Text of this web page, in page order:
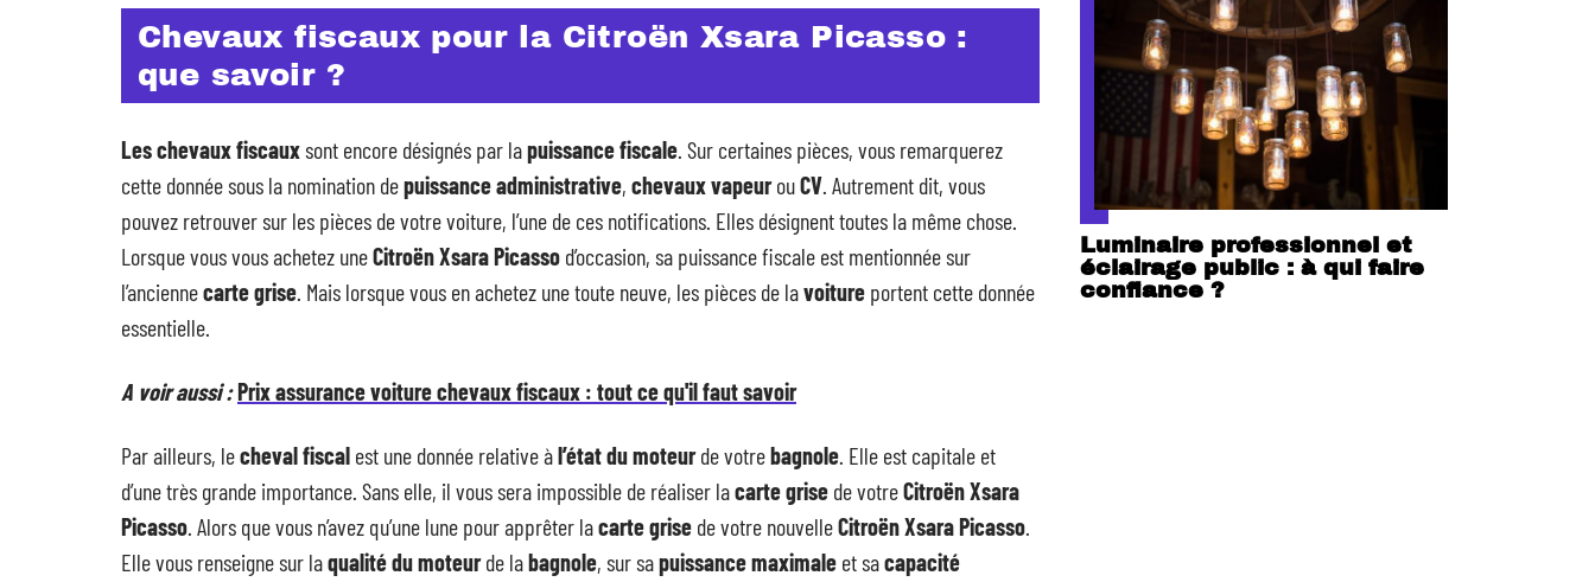
Chevaux fiscaux pour la Citroën Xsara Picasso :
que savoir ?
Les chevaux fiscauxsont encore désignés par lapuissance fiscale. Sur certaines pièces, vous remarquerez
cette donnée sous la nomination depuissance administrative, chevaux vapeurouCV. Autrement dit, vous
pouvez retrouver sur les pièces de votre voiture, l’une de ces notifications. Elles désignent toutes la même chose.
Lorsque vous vous achetez uneCitroën Xsara Picasso d’occasion, sa puissance fiscale est mentionnée sur
l’anciennecarte grise. Mais lorsque vous en achetez une toute neuve, les pièces de lavoiture portent cette donnée
essentielle.
A voir aussi :Prix assurance voiture chevaux fiscaux : tout ce qu'il faut savoir
Par ailleurs, lecheval fiscal est une donnée relative àl’état du moteurde votrebagnole. Elle est capitale et
d’une très grande importance. Sans elle, il vous sera impossible de réaliser lacarte grise de votreCitroën Xsara
Picasso. Alors que vous n’avez qu’une lune pour apprêter lacarte grise de votre nouvelleCitroën Xsara Picasso.
Elle vous renseigne sur laqualité du moteurde labagnole, sur sapuissance maximale et sacapacité
Luminaire professionnel et
éclairage public : à qui faire
confiance ?